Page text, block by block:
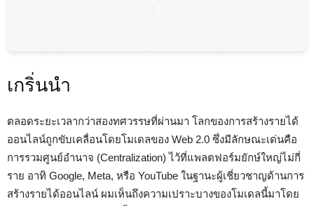
เกริ่นนำ
ตลอดระยะเวลากว่าสองทศวรรษที่ผ่านมา โลกของการสร้างรายได้
ออนไลน์ถูกขับเคลื่อนโดยโมเดลของ Web 2.0 ซึ่งมีลักษณะเด่นคือ
การรวมศูนย์อำนาจ (Centralization) ไว้ที่แพลตฟอร์มยักษ์ใหญ่ไม่กี่
ราย อาทิ Google, Meta, หรือ YouTube ในฐานะผู้เชี่ยวชาญด้านการ
สร้างรายได้ออนไลน์ ผมเห็นถึงความเปราะบางของโมเดลนี้มาโดย